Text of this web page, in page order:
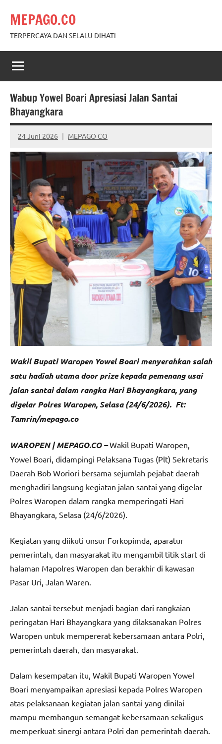
content
MEPAGO.CO
TERPERCAYA DAN SELALU DIHATI
Wabup Yowel Boari Apresiasi Jalan Santai
Bhayangkara
24 Juni 2026 MEPAGO CO
No
comments
Wakil Bupati Waropen Yowel Boari menyerahkan salah
satu hadiah utama door prize kepada pemenang usai
jalan santai dalam rangka Hari Bhayangkara, yang
digelar Polres Waropen, Selasa (24/6/2026). Ft:
Tamrin/mepago.co
WAROPEN | MEPAGO.CO –Wakil Bupati Waropen,
Yowel Boari, didampingi Pelaksana Tugas (Plt) Sekretaris
Daerah Bob Woriori bersama sejumlah pejabat daerah
menghadiri langsung kegiatan jalan santai yang digelar
Polres Waropen dalam rangka memperingati Hari
Bhayangkara, Selasa (24/6/2026).
Kegiatan yang diikuti unsur Forkopimda, aparatur
pemerintah, dan masyarakat itu mengambil titik start di
halaman Mapolres Waropen dan berakhir di kawasan
Pasar Uri, Jalan Waren.
Jalan santai tersebut menjadi bagian dari rangkaian
peringatan Hari Bhayangkara yang dilaksanakan Polres
Waropen untuk mempererat kebersamaan antara Polri,
pemerintah daerah, dan masyarakat.
Dalam kesempatan itu, Wakil Bupati Waropen Yowel
Boari menyampaikan apresiasi kepada Polres Waropen
atas pelaksanaan kegiatan jalan santai yang dinilai
mampu membangun semangat kebersamaan sekaligus
memperkuat sinergi antara Polri dan pemerintah daerah.